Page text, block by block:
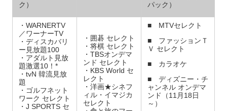
ク）
パック）
・WARNERTV
／ワーナーTV
・ディスカバリ
ー見放題100
・アダルト見放
題激選10！*
・tvN 韓流見放
題
・ゴルフネット
ワーク セレクト
・J SPORTS セ
・囲碁 セレクト
・将棋 セレクト
・TBSオンデマ
ンド セレクト
・KBS World セ
レクト
・洋画★シネフ
ィル・イマジカ
セレクト
■ MTVセレクト
■ ファッションＴ
Ｖ セレクト
■ カラオケ
■ ディズニー・チ
ャンネル オンデマ
ンド（11月18日
～）